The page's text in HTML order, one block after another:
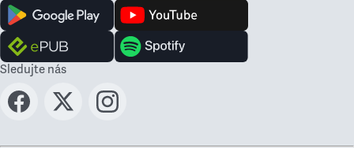
Sledujte nás